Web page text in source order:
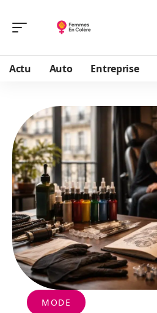
Actu Auto Entreprise
MODE